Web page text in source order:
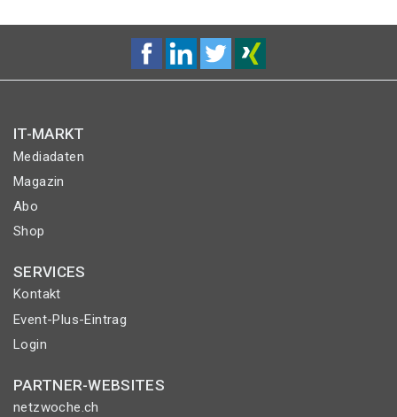
IT-MARKT
Mediadaten
Magazin
Abo
Shop
SERVICES
Kontakt
Event-Plus-Eintrag
Login
PARTNER-WEBSITES
netzwoche.ch